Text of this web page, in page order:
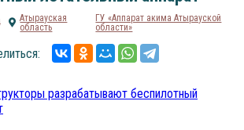
Атырауская
область
ГУ «Аппарат акима Атырауской
области»